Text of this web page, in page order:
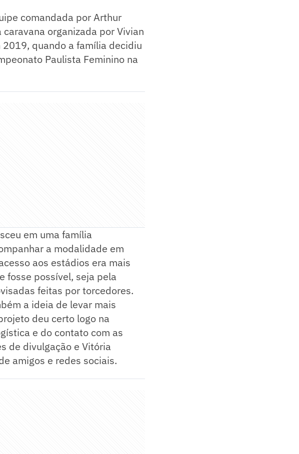
comandada por Arthur
organizada por Vivian
2019, quando a família decidiu
Paulista Feminino na
em uma família
a modalidade em
aos estádios era mais
fosse possível, seja pela
feitas por torcedores.
a ideia de levar mais
deu certo logo na
e do contato com as
de divulgação e Vitória
amigos e redes sociais.